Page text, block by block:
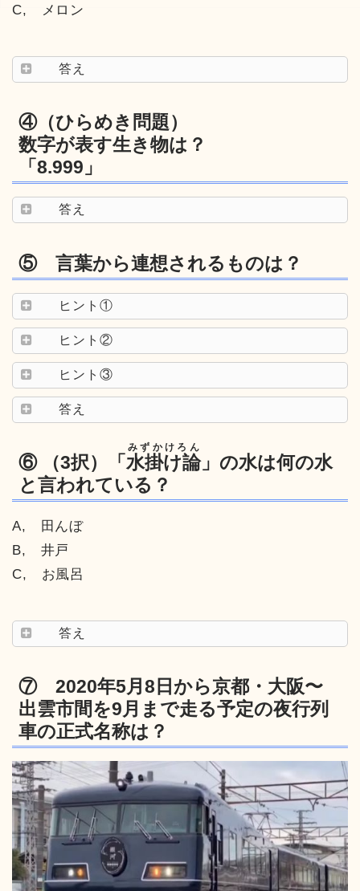
C, メロン
答え
④（ひらめき問題）
数字が表す生き物は？
「8.999」
答え
⑤ 言葉から連想されるものは？
ヒント①
ヒント②
ヒント③
答え
⑥ （3択）「水掛け論
みずかけろん
」の水は何の水
と言われている？
A, 田んぼ
B, 井戸
C, お風呂
答え
⑦ 2020年5月8日から京都・大阪〜
出雲市間を9月まで走る予定の夜行列
車の正式名称は？